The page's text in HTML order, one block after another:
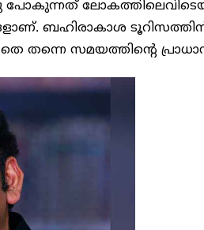
പോകുന്നത്
ബഹിരാകാശ ടൂറിസത്തിന്
തന്നെ സമയത്തിൻ്റെ